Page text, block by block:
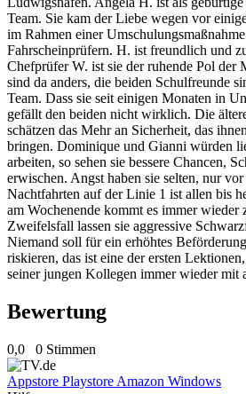
Team. Sie kam der Liebe wegen vor
im Rahmen einer
Fahrscheinprüfern. H. ist freundlich und
Chefprüfer W. ist sie der ruhende Pol der
sind da anders, die beiden Schulfreunde
Team. Dass sie seit einigen Monaten in
gefällt den beiden nicht wirklich. Die
schätzen das Mehr an Sicherheit, das
bringen. Dominique und Gianni würden
arbeiten, so sehen sie bessere Chancen,
erwischen. Angst haben sie selten, nur
Nachtfahrten auf der Linie 1 ist allen bis
am Wochenende kommt es immer
Zweifelsfall lassen sie aggressive
Niemand soll für ein erhöhtes
riskieren, das ist eine der ersten
seiner jungen Kollegen immer wieder mit
Bewertung
0,0 0 Stimmen
Appstore Playstore Amazon Windows